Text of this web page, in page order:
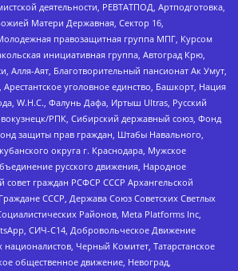
деятельности, РЕВТАТПОД, Артподготовка,
Матери Державная, Сектор 16,
правозащитная группа МПГ, Курсом
инициативная группа, Автоград Крю,
Алля-Аят, Благотворительный пансионат Ак Умут,
Арестантское уголовное единство, Башкорт, Нация
W.H.С., Фалунь Дафа, Иртыш Ultras, Русский
РПК, Сибирский державный союз, Фонд
защиты прав граждан, Штабы Навального,
округа г. Краснодара, Мужское
русского движения, Народное
совет граждан РСФСР СССР Архангельской
СССР, Держава Союз Советских Светлых
Районов, Meta Platforms Inc,
СИЧ-С14, Добровольческое Движение
Черный Комитет, Татарстанское
общественное движение, Невоград,